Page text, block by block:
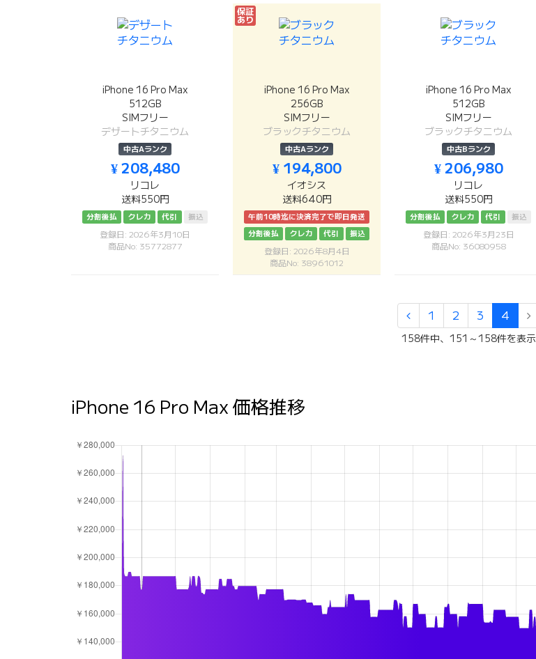
iPhone 16 Pro Max
512GB
SIMフリー
デザートチタニウム
中古Aランク
¥ 208,480
リコレ
送料550円
分割後払 クレカ 代引 振込
登録日: 2026年3月10日
商品No: 35772877
保証
あり
iPhone 16 Pro Max
256GB
SIMフリー
ブラックチタニウム
中古Aランク
¥ 194,800
イオシス
送料640円
午前10時迄に決済完了で即日発送
分割後払
クレカ 代引 振込
登録日: 2026年8月4日
商品No: 38961012
iPhone 16 Pro Max
512GB
SIMフリー
ブラックチタニウム
中古Bランク
¥ 206,980
リコレ
送料550円
分割後払 クレカ 代引 振込
登録日: 2026年3月23日
商品No: 36080958
1 2 3 4
158件中、151～158件を表示
iPhone 16 Pro Max 価格推移